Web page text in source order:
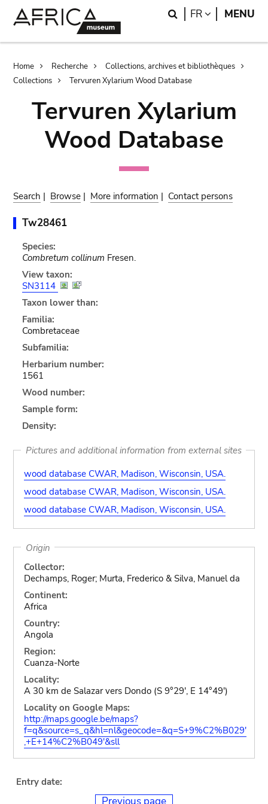
Search
FR LANGUAGE
MENU
Breadcrumb
Home Recherche
Collections, archives et bibliothèques
Collections
Tervuren Xylarium Wood Database
Tervuren Xylarium
Wood Database
Search | Browse | More information | Contact persons
Tw28461
Species:
Combretum collinum Fresen.
View taxon:
SN3114
Taxon lower than:
Familia:
Combretaceae
Subfamilia:
Herbarium number:
1561
Wood number:
Sample form:
Density:
Pictures and additional information from external sites
wood database CWAR, Madison, Wisconsin, USA.
wood database CWAR, Madison, Wisconsin, USA.
wood database CWAR, Madison, Wisconsin, USA.
Origin
Collector:
Dechamps, Roger; Murta, Frederico & Silva, Manuel da
Continent:
Africa
Country:
Angola
Region:
Cuanza-Norte
Locality:
A 30 km de Salazar vers Dondo (S 9°29', E 14°49')
Locality on Google Maps:
http://maps.google.be/maps?
f=q&source=s_q&hl=nl&geocode=&q=S+9%C2%B029'
,+E+14%C2%B049'&sll
Entry date:
Previous page